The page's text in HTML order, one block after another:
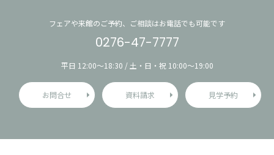
フェアや来館のご予約、ご相談はお電話でも可能です
0276-47-7777
平日 12:00〜18:30 / 土・日・祝 10:00〜19:00
お問合せ 資料請求 見学予約